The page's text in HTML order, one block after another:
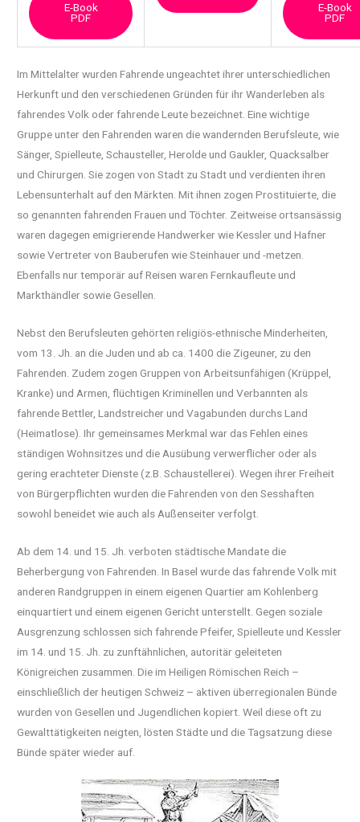
E-Book
PDF
E-Book
PDF
Im Mittelalter wurden Fahrende ungeachtet ihrer unterschiedlichen
Herkunft und den verschiedenen Gründen für ihr Wanderleben als
fahrendes Volk oder fahrende Leute bezeichnet. Eine wichtige
Gruppe unter den Fahrenden waren die wandernden Berufsleute, wie
Sänger, Spielleute, Schausteller, Herolde und Gaukler, Quacksalber
und Chirurgen. Sie zogen von Stadt zu Stadt und verdienten ihren
Lebensunterhalt auf den Märkten. Mit ihnen zogen Prostituierte, die
so genannten fahrenden Frauen und Töchter. Zeitweise ortsansässig
waren dagegen emigrierende Handwerker wie Kessler und Hafner
sowie Vertreter von Bauberufen wie Steinhauer und -metzen.
Ebenfalls nur temporär auf Reisen waren Fernkaufleute und
Markthändler sowie Gesellen.
Nebst den Berufsleuten gehörten religiös-ethnische Minderheiten,
vom 13. Jh. an die Juden und ab ca. 1400 die Zigeuner, zu den
Fahrenden. Zudem zogen Gruppen von Arbeitsunfähigen (Krüppel,
Kranke) und Armen, flüchtigen Kriminellen und Verbannten als
fahrende Bettler, Landstreicher und Vagabunden durchs Land
(Heimatlose). Ihr gemeinsames Merkmal war das Fehlen eines
ständigen Wohnsitzes und die Ausübung verwerflicher oder als
gering erachteter Dienste (z.B. Schaustellerei). Wegen ihrer Freiheit
von Bürgerpflichten wurden die Fahrenden von den Sesshaften
sowohl beneidet wie auch als Außenseiter verfolgt.
Ab dem 14. und 15. Jh. verboten städtische Mandate die
Beherbergung von Fahrenden. In Basel wurde das fahrende Volk mit
anderen Randgruppen in einem eigenen Quartier am Kohlenberg
einquartiert und einem eigenen Gericht unterstellt. Gegen soziale
Ausgrenzung schlossen sich fahrende Pfeifer, Spielleute und Kessler
im 14. und 15. Jh. zu zunftähnlichen, autoritär geleiteten
Königreichen zusammen. Die im Heiligen Römischen Reich –
einschließlich der heutigen Schweiz – aktiven überregionalen Bünde
wurden von Gesellen und Jugendlichen kopiert. Weil diese oft zu
Gewalttätigkeiten neigten, lösten Städte und die Tagsatzung diese
Bünde später wieder auf.